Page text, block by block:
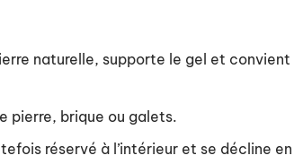
naturelle, supporte le gel et convient
pierre, brique ou galets.
réservé à l’intérieur et se décline en